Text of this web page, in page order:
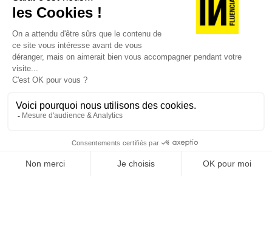
JE DÉCOUVRE LES NUMÉROS PRÉCÉDENTS
Je suis déjà abonné(e) :je consulte la revue en